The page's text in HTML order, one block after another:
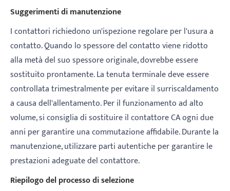
Suggerimenti di manutenzione
I contattori richiedono un'ispezione regolare per l'usura a
contatto. Quando lo spessore del contatto viene ridotto
alla metà del suo spessore originale, dovrebbe essere
sostituito prontamente. La tenuta terminale deve essere
controllata trimestralmente per evitare il surriscaldamento
a causa dell'allentamento. Per il funzionamento ad alto
volume, si consiglia di sostituire il contattore CA ogni due
anni per garantire una commutazione affidabile. Durante la
manutenzione, utilizzare parti autentiche per garantire le
prestazioni adeguate del contattore.
Riepilogo del processo di selezione